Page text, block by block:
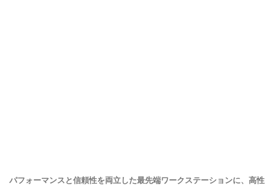
パフォーマンスと信頼性を両立した最先端ワークステーションに、高性